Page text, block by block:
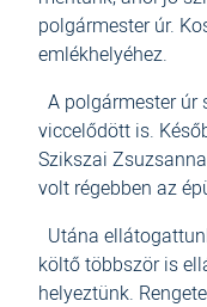
polgármester úr.
emlékhelyéhez.
A polgármester úr
viccelődött is.
Szikszai
volt régebben az
Utána
költő többször is
helyeztünk.